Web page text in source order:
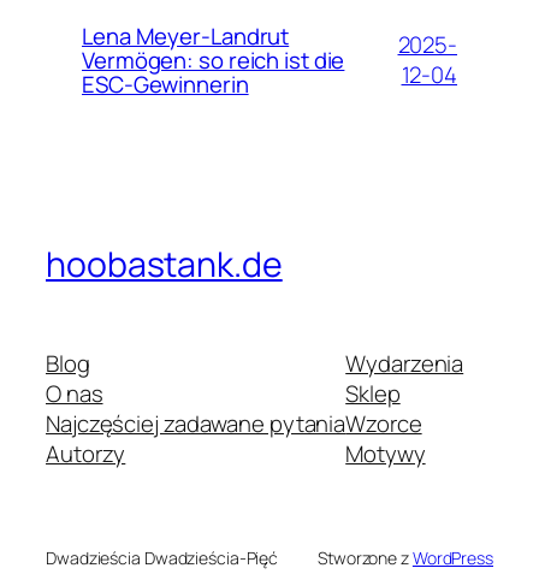
Lena Meyer-Landrut
Vermögen: so reich ist die
ESC-Gewinnerin
2025-
12-04
hoobastank.de
Blog
O nas
Najczęściej zadawane pytania
Autorzy
Wydarzenia
Sklep
Wzorce
Motywy
Dwadzieścia Dwadzieścia-Pięć Stworzone zWordPress